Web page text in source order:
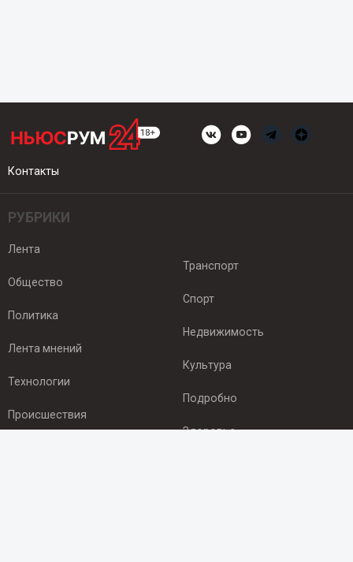
Контакты
РУБРИКИ
Лента
Общество
Политика
Лента мнений
Технологии
Происшествия
Транспорт
Спорт
Недвижимость
Культура
Подробно
Здоровье